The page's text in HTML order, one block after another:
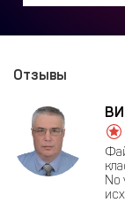
Отзывы
No